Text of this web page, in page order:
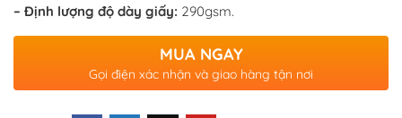
– Định lượng độ dày giấy: 290gsm.
MUA NGAY
Gọi điện xác nhận và giao hàng tận nơi